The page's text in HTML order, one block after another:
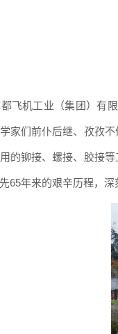
飞机工业（集团）有
家们前仆后继、孜孜
的铆接、螺接、胶接
65年来的艰辛历程，深